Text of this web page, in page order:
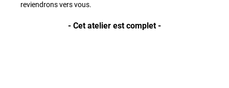
reviendrons vers vous.
- Cet atelier est complet -